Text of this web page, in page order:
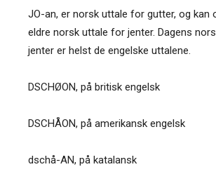
JO-an, er norsk uttale for gutter, og kan
eldre norsk uttale for jenter. Dagens
jenter er helst de engelske uttalene.
DSCHØON, på britisk engelsk
DSCHÅON, på amerikansk engelsk
dschå-AN, på katalansk